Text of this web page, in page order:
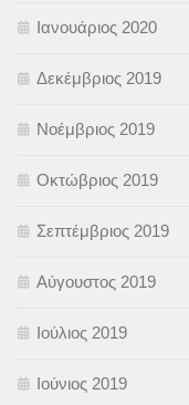
Ιανουάριος 2020
Δεκέμβριος 2019
Νοέμβριος 2019
Οκτώβριος 2019
Σεπτέμβριος 2019
Αύγουστος 2019
Ιούλιος 2019
Ιούνιος 2019